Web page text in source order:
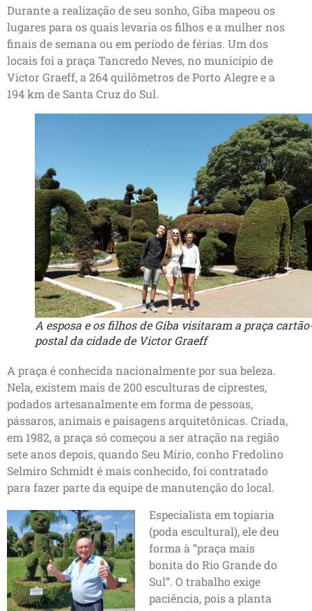
Durante a realização de seu sonho, Giba mapeou os
lugares para os quais levaria os filhos e a mulher nos
finais de semana ou em período de férias. Um dos
locais foi a praça Tancredo Neves, no município de
Victor Graeff, a 264 quilômetros de Porto Alegre e a
194 km de Santa Cruz do Sul.
A esposa e os filhos de Giba visitaram a praça
postal da cidade de Victor Graeff
A praça é conhecida nacionalmente por sua beleza.
Nela, existem mais de 200 esculturas de ciprestes,
podados artesanalmente em forma de pessoas,
pássaros, animais e paisagens arquitetônicas. Criada,
em 1982, a praça só começou a ser atração na região
sete anos depois, quando Seu Mírio, conho Fredolino
Selmiro Schmidt é mais conhecido, foi contratado
para fazer parte da equipe de manutenção do local.
Especialista em topiaria
(poda escultural), ele deu
forma à “praça mais
bonita do Rio Grande do
Sul”. O trabalho exige
paciência, pois a planta